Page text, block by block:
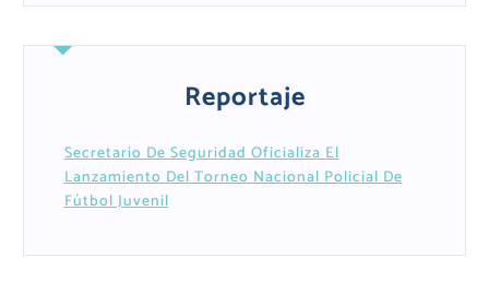
Reportaje
Secretario De Seguridad Oficializa El
Lanzamiento Del Torneo Nacional Policial De
Fútbol Juvenil